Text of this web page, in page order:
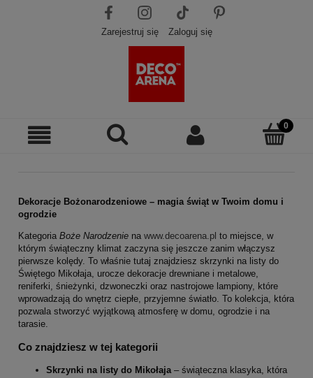
Zarejestruj się Zaloguj się
Dekoracje Bożonarodzeniowe – magia świąt w Twoim domu i
ogrodzie
Kategoria Boże Narodzenie na www.decoarena.pl to miejsce, w
którym świąteczny klimat zaczyna się jeszcze zanim włączysz
pierwsze kolędy. To właśnie tutaj znajdziesz skrzynki na listy do
Świętego Mikołaja, urocze dekoracje drewniane i metalowe,
reniferki, śnieżynki, dzwoneczki oraz nastrojowe lampiony, które
wprowadzają do wnętrz ciepłe, przyjemne światło. To kolekcja, która
pozwala stworzyć wyjątkową atmosferę w domu, ogrodzie i na
tarasie.
Co znajdziesz w tej kategorii
Skrzynki na listy do Mikołaja– świąteczna klasyka, która